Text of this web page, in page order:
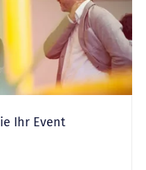
Ihr Event